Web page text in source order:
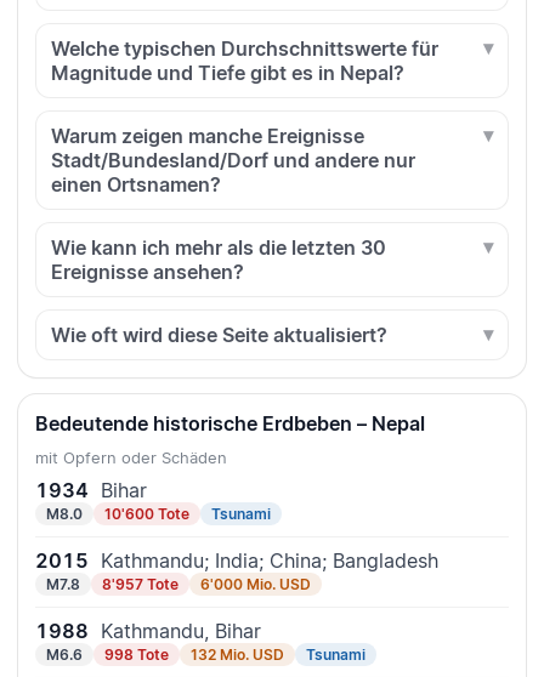
Welche typischen Durchschnittswerte für
Magnitude und Tiefe gibt es in Nepal?
Warum zeigen manche Ereignisse
Stadt/Bundesland/Dorf und andere nur
einen Ortsnamen?
Wie kann ich mehr als die letzten 30
Ereignisse ansehen?
Wie oft wird diese Seite aktualisiert?
Bedeutende historische Erdbeben – Nepal
mit Opfern oder Schäden
1934 Bihar
M8.0 10'600 Tote Tsunami
2015 Kathmandu; India; China; Bangladesh
M7.8 8'957 Tote 6'000 Mio. USD
1988 Kathmandu, Bihar
M6.6 998 Tote 132 Mio. USD Tsunami